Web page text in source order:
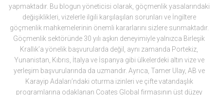
yapmaktadır. Bu blogun yöneticisi olarak, göçmenlik yasalarındaki
değişiklikleri, vizelerle ilgili karşılaşılan sorunları ve İngiltere
göçmenlik mahkemelerinin önemli kararlarını sizlere sunmaktadır.
Göçmenlik sektöründe 30 yılı aşkın deneyimiyle yalnızca Birleşik
Krallık’a yönelik başvurularda değil, aynı zamanda Portekiz,
Yunanistan, Kıbrıs, İtalya ve İspanya gibi ülkelerdeki altın vize ve
yerleşim başvurularında da uzmandır. Ayrıca, Tamer Ulay, AB ve
Karayip Adaları’ndaki oturma izinleri ve çifte vatandaşlık
programlarına odaklanan Coates Global firmasının üst düzey